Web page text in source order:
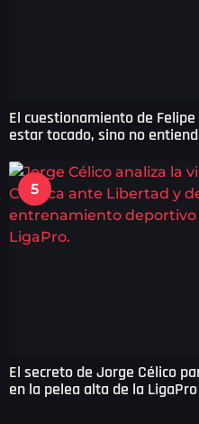
El cuestionamiento de
estar tocado, sino no
5
El secreto de Jorge Célico
en la pelea alta de la LigaPro